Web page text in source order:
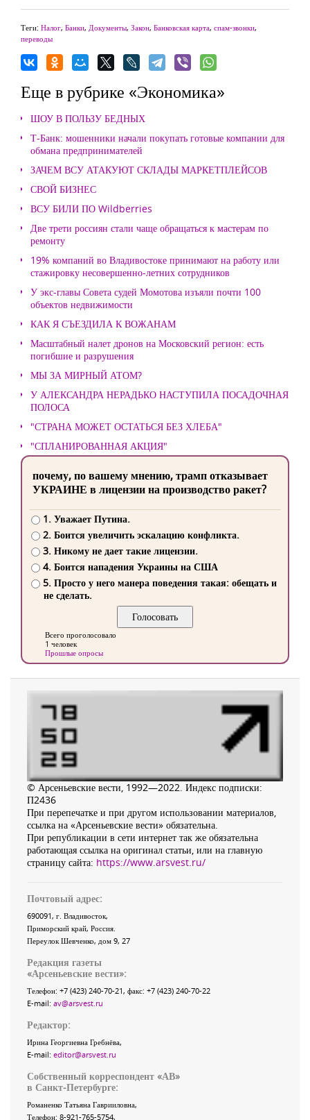
Теги: Налог, Банки, Документы, Закон, Банковская карта, спам-звонки,
переводы
Еще в рубрике «Экономика»
ШОУ В ПОЛЬЗУ БЕДНЫХ
Т-Банк: мошенники начали покупать готовые компании для
обмана предпринимателей
ЗАЧЕМ ВСУ АТАКУЮТ СКЛАДЫ МАРКЕТПЛЕЙСОВ
СВОЙ БИЗНЕС
ВСУ БИЛИ ПО Wildberries
Две трети россиян стали чаще обращаться к мастерам по
ремонту
19% компаний во Владивостоке принимают на работу или
стажировку несовершенно-летних сотрудников
У экс-главы Совета судей Момотова изъяли почти 100
объектов недвижимости
КАК Я СЪЕЗДИЛА К ВОЖАНАМ
Масштабный налет дронов на Московский регион: есть
погибшие и разрушения
МЫ ЗА МИРНЫЙ АТОМ?
У АЛЕКСАНДРА НЕРАДЬКО НАСТУПИЛА ПОСАДОЧНАЯ
ПОЛОСА
"СТРАНА МОЖЕТ ОСТАТЬСЯ БЕЗ ХЛЕБА"
"СПЛАНИРОВАННАЯ АКЦИЯ"
почему, по вашему мнению, трамп отказывает
УКРАИНЕ в лицензии на производство ракет?
1. Уважает Путина.
2. Боится увеличить эскалацию конфликта.
3. Никому не дает такие лицензии.
4. Боится нападения Украины на США
5. Просто у него манера поведения такая: обещать и
не сделать.
Всего проголосовало
1 человек
Прошлые опросы
© Арсеньевские вести, 1992—2022. Индекс подписки:
П2436
При перепечатке и при другом использовании материалов,
ссылка на «Арсеньевские вести» обязательна.
При републикации в сети интернет так же обязательна
работающая ссылка на оригинал статьи, или на главную
страницу сайта: https://www.arsvest.ru/
Почтовый адрес:
690091, г. Владивосток,
Приморский край, Россия
Переулок Шевченко, дом 9, 27
Редакция газеты
«Арсеньевские вести»:
Телефон: +7 (423) 240-70-21, факс: +7 (423) 240-70-22
E-mail: av@arsvest.ru
Редактор:
Ирина Георгиевна Гребнёва,
E-mail: editor@arsvest.ru
Собственный корреспондент «АВ»
в Санкт-Петербурге:
Романенко Татьяна Гаврииловна,
Телефон: 8-921-765-5754,